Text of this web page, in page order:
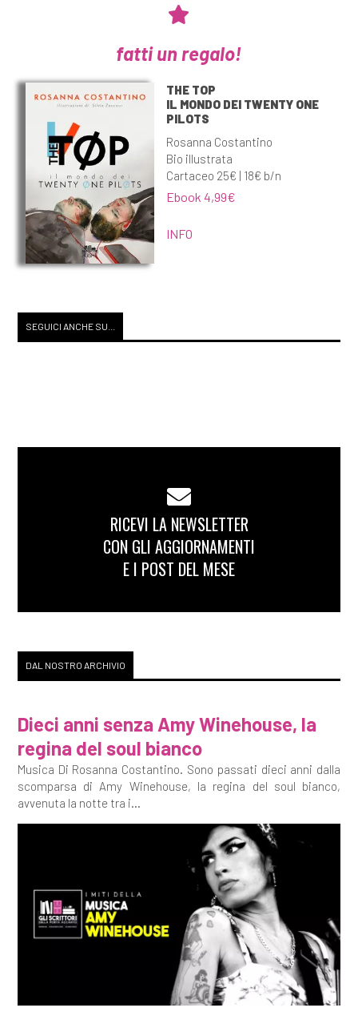
fatti un regalo!
THE TOP
IL MONDO DEI TWENTY ONE
PILOTS
Rosanna Costantino
Bio illustrata
Cartaceo 25€ | 18€ b/n
Ebook 4,99€
INFO
SEGUICI ANCHE SU...
RICEVI LA NEWSLETTER
CON GLI AGGIORNAMENTI
E I POST DEL MESE
DAL NOSTRO ARCHIVIO
Dieci anni senza Amy Winehouse, la
regina del soul bianco
Musica Di Rosanna Costantino. Sono passati dieci anni dalla
scomparsa di Amy Winehouse, la regina del soul bianco,
avvenuta la notte tra i...